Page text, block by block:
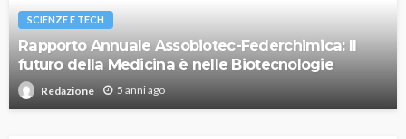
SCIENZE E TECH
Rapporto Annuale Assobiotec-Federchimica: Il
futuro della Medicina è nelle Biotecnologie
Redazione 5 anni ago